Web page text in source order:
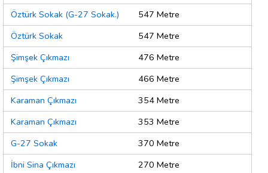
Öztürk Sokak (G-27 Sokak.)
547 Metre
Öztürk Sokak
547 Metre
Şimşek Çıkmazı
476 Metre
Şimşek Çıkmazı
466 Metre
Karaman Çıkmazı
354 Metre
Karaman Çıkmazı
353 Metre
G-27 Sokak
370 Metre
İbni Sina Çıkmazı
270 Metre